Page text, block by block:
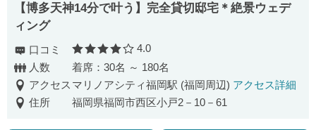
【博多天神14分で叶う】完全貸切邸宅＊絶景ウェデ
ィング
口コミ 口コミ評価
4.0
人数
着席：30名 ～ 180名
アクセス マリノアシティ福岡駅 (福岡周辺) アクセス詳細
住所
福岡県福岡市西区小戸2－10－61